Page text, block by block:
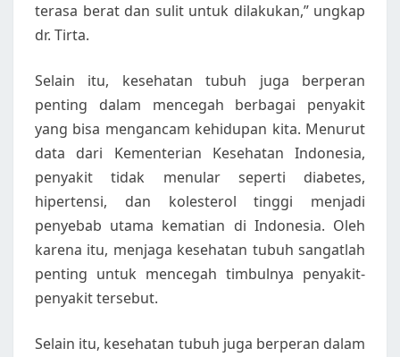
terasa berat dan sulit untuk dilakukan,” ungkap
dr. Tirta.
Selain itu, kesehatan tubuh juga berperan
penting dalam mencegah berbagai penyakit
yang bisa mengancam kehidupan kita. Menurut
data dari Kementerian Kesehatan Indonesia,
penyakit tidak menular seperti diabetes,
hipertensi, dan kolesterol tinggi menjadi
penyebab utama kematian di Indonesia. Oleh
karena itu, menjaga kesehatan tubuh sangatlah
penting untuk mencegah timbulnya penyakit-
penyakit tersebut.
Selain itu, kesehatan tubuh juga berperan dalam